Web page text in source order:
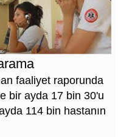
faaliyet raporunda
bir ayda 17 bin 30'u
114 bin hastanın